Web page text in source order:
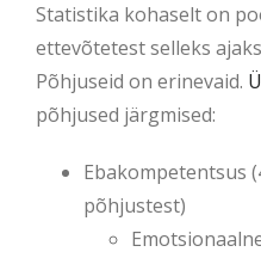
Statistika kohaselt on
ettevõtetest selleks
Põhjuseid on erinevaid.
põhjused järgmised:
Ebakompetentsus
põhjustest)